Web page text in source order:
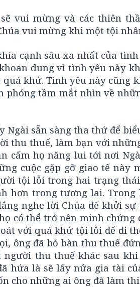
vui mừng và các thiên
vui mừng khi một tội
cạnh sâu xa nhất của
dung vì tình yêu này
khứ. Tình yêu này cũng
tầm mắt nhìn về
Ngài sẵn sàng tha thứ để
thu thuế, làm bạn với
cấm họ năng lui tới nơi
cuộc gặp gỡ giao tế này
tội lỗi trong hai trạng
hơn trong tương lai. Trong
nghe lời Chúa để khởi
có thể trở nên minh chứng
với quá khứ tội lỗi để đi
ông đã bỏ bàn thu thuế
thu thuế khác sau khi
hứa là sẽ lấy nửa gia tài
cho những ai ông đã làm